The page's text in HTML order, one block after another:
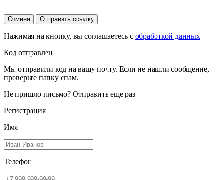
Отмена Отправить ссылку
Нажимая на кнопку, вы соглашаетесь с обработкой данных
Код отправлен
Мы отправили код на вашу почту. Если не нашли сообщение,
проверьте папку спам.
Не пришло письмо? Отправить еще раз
Регистрация
Имя
Телефон